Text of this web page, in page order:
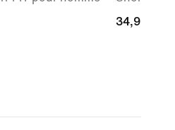
34,99 €
34,99 €